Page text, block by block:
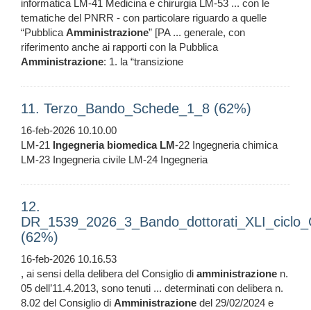
informatica LM-41 Medicina e chirurgia LM-53 ... con le
tematiche del PNRR - con particolare riguardo a quelle
“PubblicaAmministrazione” [PA ... generale, con
riferimento anche ai rapporti con la Pubblica
Amministrazione: 1. la “transizione
11. Terzo_Bando_Schede_1_8 (62%)
16-feb-2026 10.10.00
LM-21 Ingegneria biomedica LM-22 Ingegneria chimica
LM-23 Ingegneria civile LM-24 Ingegneria
12.
(62%)
16-feb-2026 10.16.53
, ai sensi della delibera del Consiglio di amministrazione n.
05 dell’11.4.2013, sono tenuti ... determinati con delibera n.
8.02 del Consiglio di Amministrazione del 29/02/2024 e